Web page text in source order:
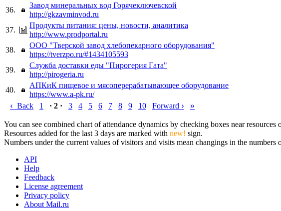
36.
Завод минеральных вод Горячеключевской
http://gkzavminvod.ru
37.
Продукты питания: цены, новости, аналитика
http://www.prodportal.ru
38.
ООО "Тверской завод хлебопекарного оборудования"
https://tverzpo.ru/#1434105593
39.
Служба доставки еды "Пирогерия Гата"
http://pirogeria.ru
40.
АПКиК пищевое и мясоперерабатывающее оборудование
https://www.a-pk.ru/
‹ Back 1 · 2 · 3 4 5 6 7 8 9 10 Forward › »
You can see combined chart of attendance dynamics by checking boxes near
Resources added for the last 3 days are marked with new! sign.
Numbers under the current values of visitors and visits mean changings in the
API
Help
Feedback
License agreement
Privacy policy
About Mail.ru